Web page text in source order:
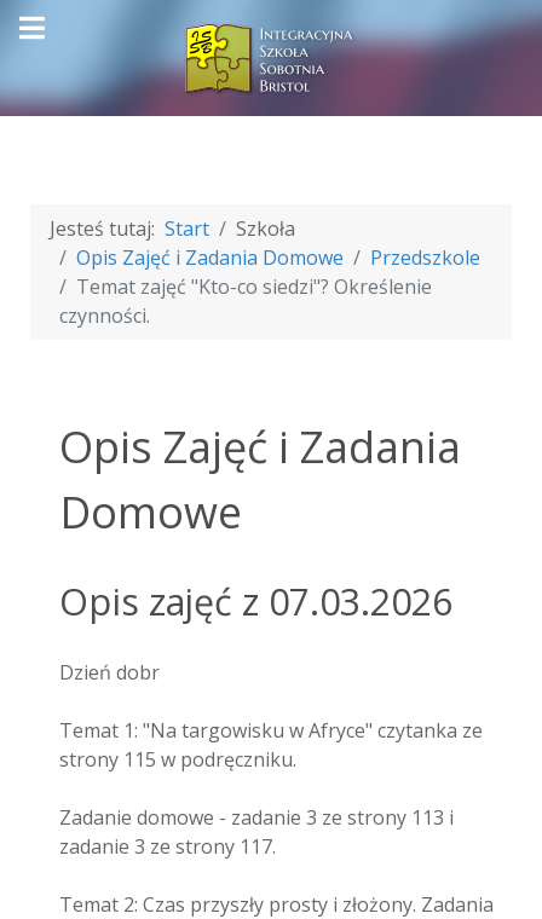
Jesteś tutaj: Start
Szkoła
Opis Zajęć i Zadania Domowe
Przedszkole
Temat zajęć "Kto-co siedzi"? Określenie
czynności.
Opis Zajęć i Zadania
Domowe
Opis zajęć z 07.03.2026
Dzień dobr
Temat 1: "Na targowisku w Afryce" czytanka ze
strony 115 w podręczniku.
Zadanie domowe - zadanie 3 ze strony 113 i
zadanie 3 ze strony 117.
Temat 2: Czas przyszły prosty i złożony. Zadania